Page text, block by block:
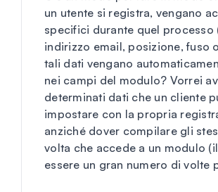
un utente si registra, vengano
specifici durante quel processo
indirizzo email, posizione, fuso
tali dati vengano
nei campi del modulo? Vorrei
determinati dati che un cliente
impostare con la propria
anziché dover compilare gli
volta che accede a un modulo
essere un gran numero di volte